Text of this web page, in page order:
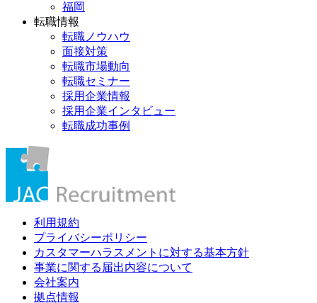
福岡
転職情報
転職ノウハウ
面接対策
転職市場動向
転職セミナー
採用企業情報
採用企業インタビュー
転職成功事例
利用規約
プライバシーポリシー
カスタマーハラスメントに対する基本方針
事業に関する届出内容について
会社案内
拠点情報